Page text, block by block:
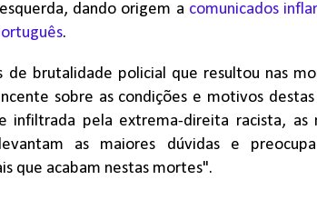
dando origem a comunicados
.
de brutalidade policial que resultou nas
sobre as condições e motivos
infiltrada pela extrema-direita racista, as
as maiores dúvidas e
que acabam nestas mortes".